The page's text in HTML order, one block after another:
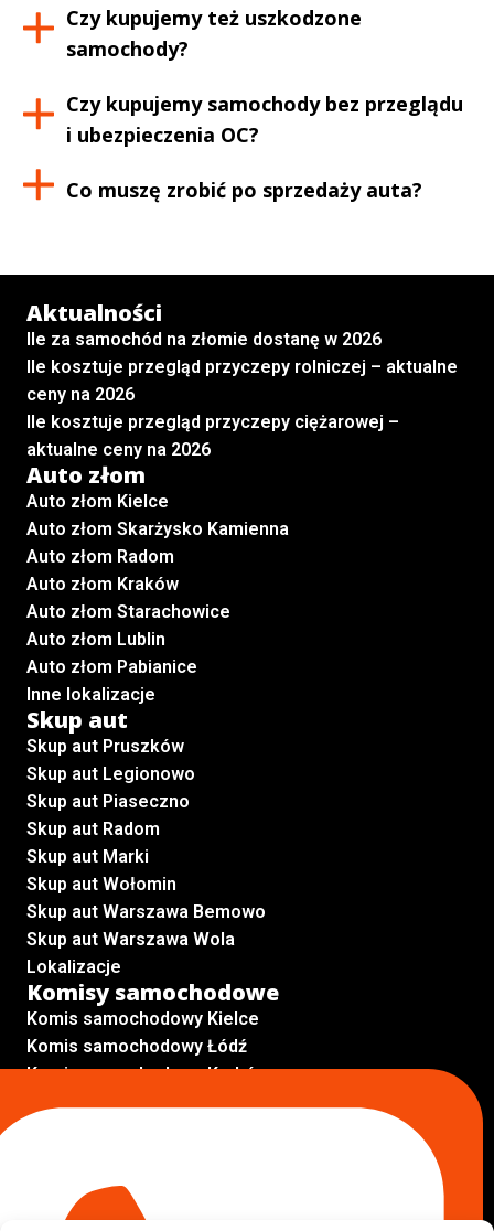
Czy kupujemy też uszkodzone
samochody?
Czy kupujemy samochody bez przeglądu
i ubezpieczenia OC?
Co muszę zrobić po sprzedaży auta?
Aktualności
Ile za samochód na złomie dostanę w 2026
Ile kosztuje przegląd przyczepy rolniczej – aktualne
ceny na 2026
Ile kosztuje przegląd przyczepy ciężarowej –
aktualne ceny na 2026
Auto złom
Auto złom Kielce
Auto złom Skarżysko Kamienna
Auto złom Radom
Auto złom Kraków
Auto złom Starachowice
Auto złom Lublin
Auto złom Pabianice
Inne lokalizacje
Skup aut
Skup aut Pruszków
Skup aut Legionowo
Skup aut Piaseczno
Skup aut Radom
Skup aut Marki
Skup aut Wołomin
Skup aut Warszawa Bemowo
Skup aut Warszawa Wola
Lokalizacje
Komisy samochodowe
Komis samochodowy Kielce
Komis samochodowy Łódź
Komis samochodowy Kraków
Komis samochodowy Lublin
Komis samochodowy Sochaczew